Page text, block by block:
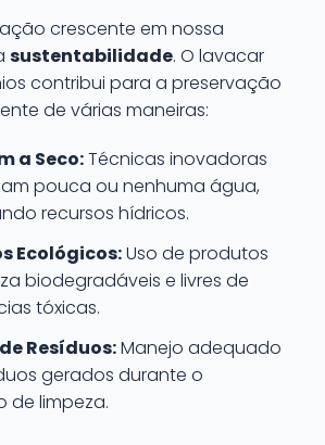
crescente em nossa
sustentabilidade. O lavacar
contribui para a preservação
de várias maneiras:
a Seco:Técnicas inovadoras
pouca ou nenhuma água,
recursos hídricos.
Ecológicos:Uso de produtos
biodegradáveis e livres de
tóxicas.
Resíduos:Manejo adequado
gerados durante o
de limpeza.